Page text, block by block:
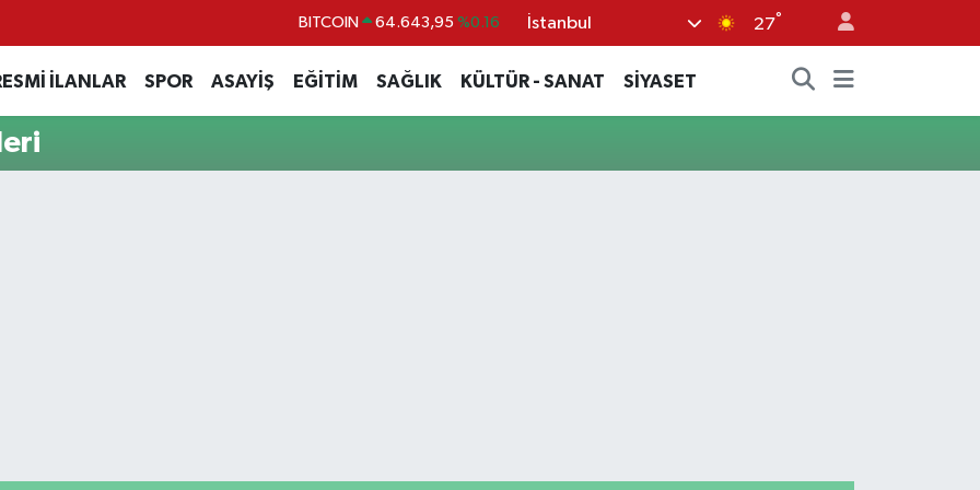
BITCOIN 64.643,95 %0.16 İstanbul 27°
İLANLAR SPOR ASAYİŞ EĞİTİM SAĞLIK KÜLTÜR - SANAT SİYASET